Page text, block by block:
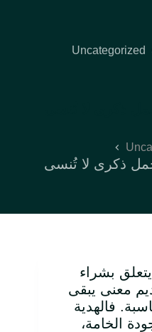
Uncategorized
ذكرى لا تُنسى
يتعلق بشراء
معنى يبقى
فالهدية
الخامة،